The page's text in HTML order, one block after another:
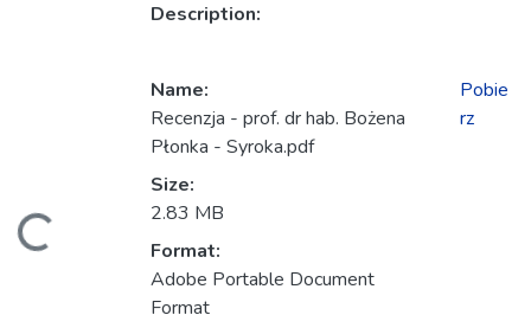
Description:
Name:
Recenzja - prof. dr hab. Bożena
Płonka - Syroka.pdf
Size:
2.83 MB
Format:
Adobe Portable Document
Format
Pobie
rz